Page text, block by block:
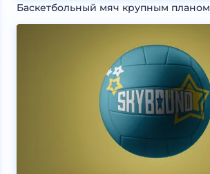
Баскетбольный мяч крупным планом